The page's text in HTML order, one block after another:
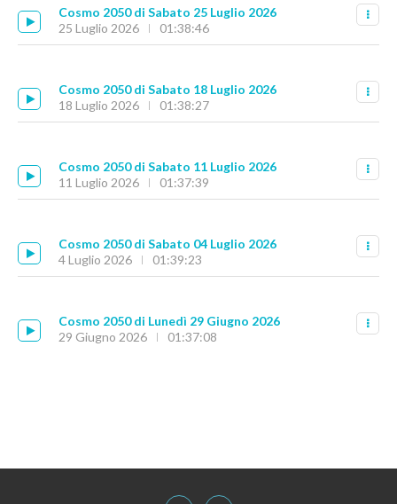
Cosmo 2050 di Sabato 25 Luglio 2026
25 Luglio 2026
01:38:46
Cosmo 2050 di Sabato 18 Luglio 2026
18 Luglio 2026
01:38:27
Cosmo 2050 di Sabato 11 Luglio 2026
11 Luglio 2026
01:37:39
Cosmo 2050 di Sabato 04 Luglio 2026
4 Luglio 2026
01:39:23
Cosmo 2050 di Lunedì 29 Giugno 2026
29 Giugno 2026
01:37:08